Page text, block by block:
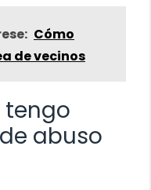
Cómo
de vecinos
tengo
abuso